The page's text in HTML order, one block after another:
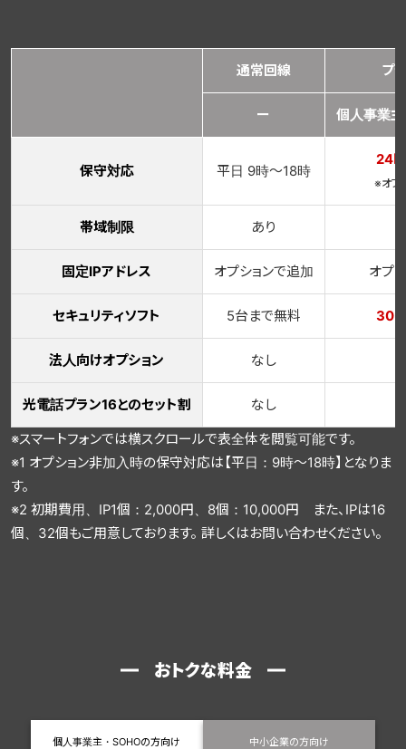
通常回線 プ
ー 個人事業
保守対応 平日 9時～18時
24
※オプ
帯域制限 あり
固定IPアドレス オプションで追加 オプ
セキュリティソフト 5台まで無料 30
法人向けオプション なし
光電話プラン16とのセット割 なし
※スマートフォンでは横スクロールで表全体を閲覧可能です。
※1 オプション非加入時の保守対応は【平日：9時～18時】となりま
す。
※2 初期費用、IP1個：2,000円、8個：10,000円 また、IPは16
個、32個もご用意しております。 詳しくはお問い合わせください。
おトクな料金
個人事業主・SOHOの方向け 中小企業の方向け